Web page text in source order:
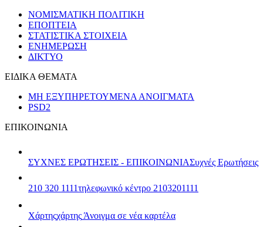
ΝΟΜΙΣΜΑΤΙΚΗ ΠΟΛΙΤΙΚΗ
ΕΠΟΠΤΕΙΑ
ΣΤΑΤΙΣΤΙΚΑ ΣΤΟΙΧΕΙΑ
ΕΝΗΜΕΡΩΣΗ
ΔΙΚΤΥΟ
ΕΙΔΙΚΑ ΘΕΜΑΤΑ
ΜΗ ΕΞΥΠΗΡΕΤΟΥΜΕΝΑ ΑΝΟΙΓΜΑΤΑ
PSD2
ΕΠΙΚΟΙΝΩΝΙΑ
ΣΥΧΝΕΣ ΕΡΩΤΗΣΕΙΣ - ΕΠΙΚΟΙΝΩΝΙΑΣυχνές Ερωτήσεις
210 320 1111τηλεφωνικό κέντρο 2103201111
Χάρτηςχάρτης Άνοιγμα σε νέα καρτέλα